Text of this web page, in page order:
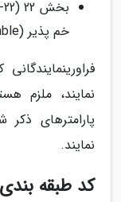
خم پذیر (Pliable) و خرطومی.
نمایند، ملزم
پارامترهای
نمایند.
کد طبقه بندی 12 رقمی: شناسنامه فنی لوله